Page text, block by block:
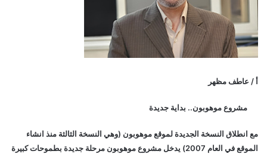
أ / عاطف مظهر
مشروع موهوبون.. بداية جديدة
مع انطلاق النسخة الجديدة لموقع موهوبون (وهي النسخة الثالثة منذ انشاء
الموقع في العام 2007) يدخل مشروع موهوبون مرحلة جديدة بطموحات كبيرة